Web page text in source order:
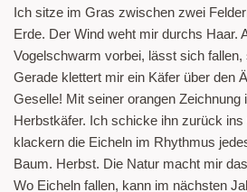
Ich sitze im Gras zwischen zwei
Erde. Der Wind weht mir durchs Haar.
Vogelschwarm vorbei, lässt sich fallen,
Gerade klettert mir ein Käfer über den
Geselle! Mit seiner orangen Zeichnung
Herbstkäfer. Ich schicke ihn zurück
klackern die Eicheln im Rhythmus
Baum. Herbst. Die Natur macht mir
Wo Eicheln fallen, kann im nächsten